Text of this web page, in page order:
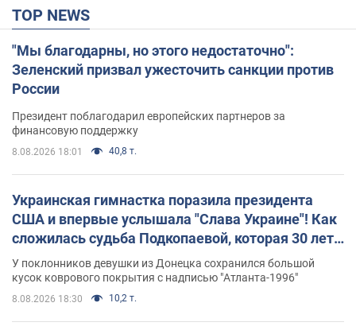
TOP NEWS
"Мы благодарны, но этого недостаточно":
Зеленский призвал ужесточить санкции против
России
Президент поблагодарил европейских партнеров за
финансовую поддержку
8.08.2026 18:01 40,8 т.
Украинская гимнастка поразила президента
США и впервые услышала "Слава Украине"! Как
сложилась судьба Подкопаевой, которая 30 лет
назад завоевала "золото" Олимпиады
У поклонников девушки из Донецка сохранился большой
кусок коврового покрытия с надписью "Атланта-1996"
8.08.2026 18:30 10,2 т.